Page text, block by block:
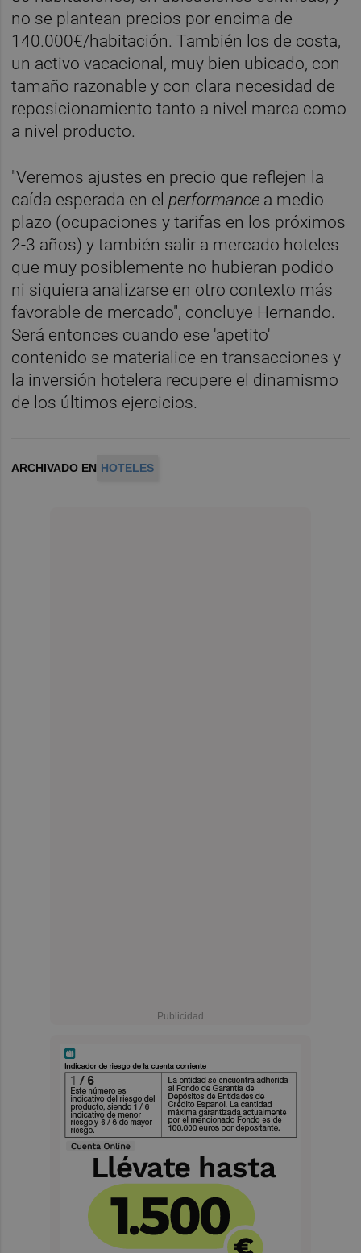
no se plantean precios por encima de
140.000€/habitación. También los de costa,
un activo vacacional, muy bien ubicado, con
tamaño razonable y con clara necesidad de
reposicionamiento tanto a nivel marca como
a nivel producto.
"Veremos ajustes en precio que reflejen la
caída esperada en elperformance a medio
plazo (ocupaciones y tarifas en los próximos
2-3 años) y también salir a mercado hoteles
que muy posiblemente no hubieran podido
ni siquiera analizarse en otro contexto más
favorable de mercado", concluye Hernando.
Será entonces cuando ese 'apetito'
contenido se materialice en transacciones y
la inversión hotelera recupere el dinamismo
de los últimos ejercicios.
ARCHIVADO EN HOTELES